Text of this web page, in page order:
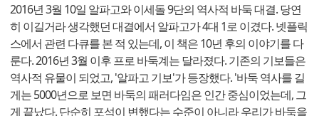
2016년 3월 10일 알파고와 이세돌 9단의 역사적 바둑 대결. 당연
히 이길거라 생각했던 대결에서 알파고가 4대 1로 이겼다. 넷플릭
스에서 관련 다큐를 본 적 있는데, 이 책은 10년 후의 이야기를 다
룬다. 2016년 3월 이후 프로 바둑계는 달라졌다. 기존의 기보들은
역사적 유물이 되었고, '알파고 기보'가 등장했다. '바둑 역사를 길
게는 5000년으로 보면 바둑의 패러다임은 인간 중심이었는데, 그
게 끝났다. 단순히 포석이 변했다는 수준이 아니라 우리가 바둑을